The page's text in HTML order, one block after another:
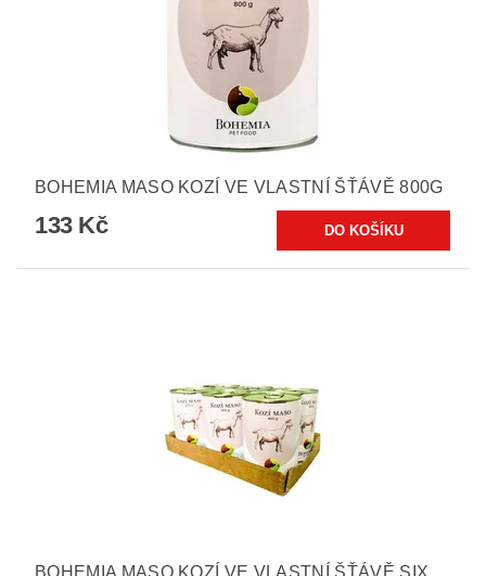
BOHEMIA MASO KOZÍ VE VLASTNÍ ŠŤÁVĚ 800G
133 Kč